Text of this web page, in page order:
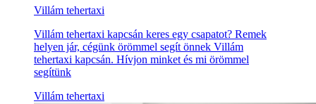
Villám tehertaxi
Villám tehertaxi kapcsán keres egy csapatot? Remek
helyen jár, cégünk örömmel segít önnek Villám
tehertaxi kapcsán. Hívjon minket és mi örömmel
segítünk
Villám tehertaxi